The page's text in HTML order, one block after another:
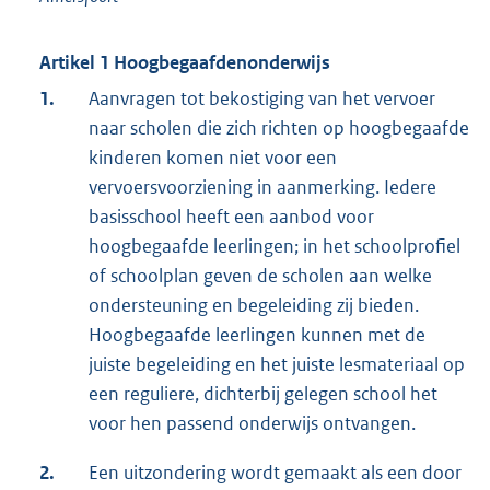
Artikel 1 Hoogbegaafdenonderwijs
1.
Aanvragen tot bekostiging van het vervoer
naar scholen die zich richten op hoogbegaafde
kinderen komen niet voor een
vervoersvoorziening in aanmerking. Iedere
basisschool heeft een aanbod voor
hoogbegaafde leerlingen; in het schoolprofiel
of schoolplan geven de scholen aan welke
ondersteuning en begeleiding zij bieden.
Hoogbegaafde leerlingen kunnen met de
juiste begeleiding en het juiste lesmateriaal op
een reguliere, dichterbij gelegen school het
voor hen passend onderwijs ontvangen.
2. Een uitzondering wordt gemaakt als een door